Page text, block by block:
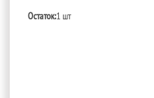
Остаток:1 шт